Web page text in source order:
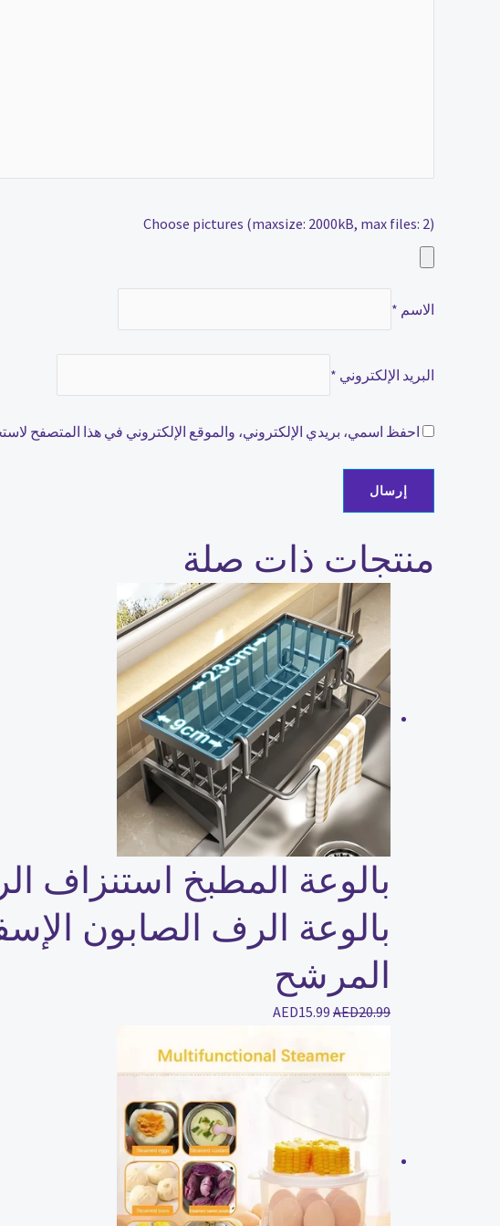
Choose pictures (maxsize: 2000kB, max files: 2)
الاسم *
البريد الإلكتروني *
احفظ اسمي، بريدي الإلكتروني، والموقع الإلكتروني في هذا المتصفح
منتجات ذات صلة
بالوعة الرف الصابون
المرشح
AED20.99
AED15.99